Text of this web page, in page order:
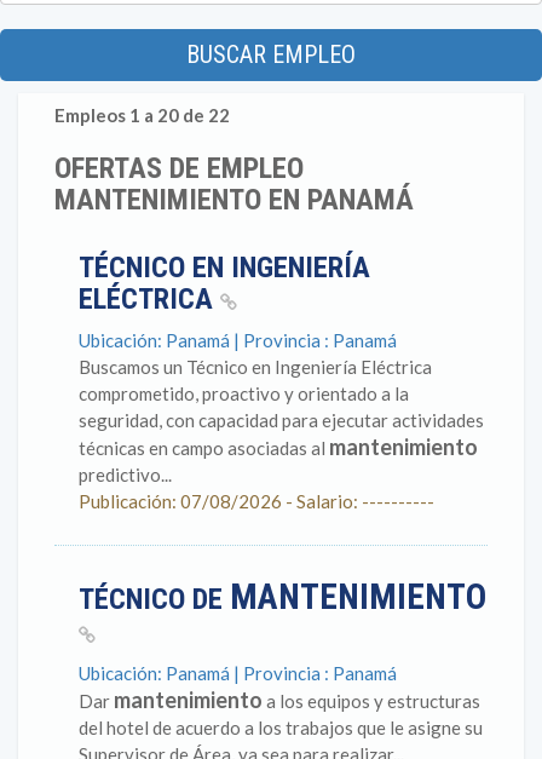
BUSCAR EMPLEO
Empleos 1 a 20 de 22
OFERTAS DE EMPLEO
MANTENIMIENTO EN PANAMÁ
TÉCNICO EN INGENIERÍA
ELÉCTRICA
Ubicación: Panamá | Provincia : Panamá
Buscamos un Técnico en Ingeniería Eléctrica
comprometido, proactivo y orientado a la
seguridad, con capacidad para ejecutar actividades
técnicas en campo asociadas al mantenimiento
predictivo...
Publicación: 07/08/2026 - Salario: ----------
TÉCNICO DE MANTENIMIENTO
Ubicación: Panamá | Provincia : Panamá
Dar mantenimiento a los equipos y estructuras
del hotel de acuerdo a los trabajos que le asigne su
Supervisor de Área, ya sea para realizar...